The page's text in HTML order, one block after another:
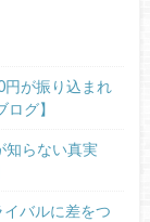
円が振り込まれ
グ】
知らない真実
バルに差をつ